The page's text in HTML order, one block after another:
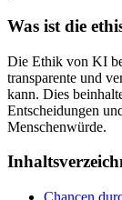
Was ist die
Die Ethik von KI
transparente und
kann. Dies
Entscheidungen
Menschenwürde.